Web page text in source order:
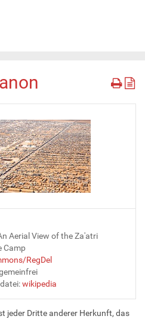
Aerial View of the Za'atri
Camp
RegDel
wikipedia
jeder Dritte anderer Herkunft, das